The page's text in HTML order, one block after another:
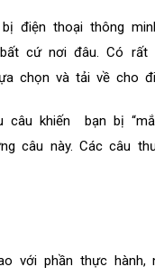
điện thoại thông
cứ nơi đâu. Có rất
chọn và tải về cho
câu khiến bạn bị
câu này. Các câu
với phần thực hành,